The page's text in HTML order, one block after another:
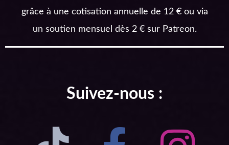
grâce à une cotisation annuelle de 12 € ou via
un soutien mensuel dès 2 € sur Patreon.
Suivez-nous :